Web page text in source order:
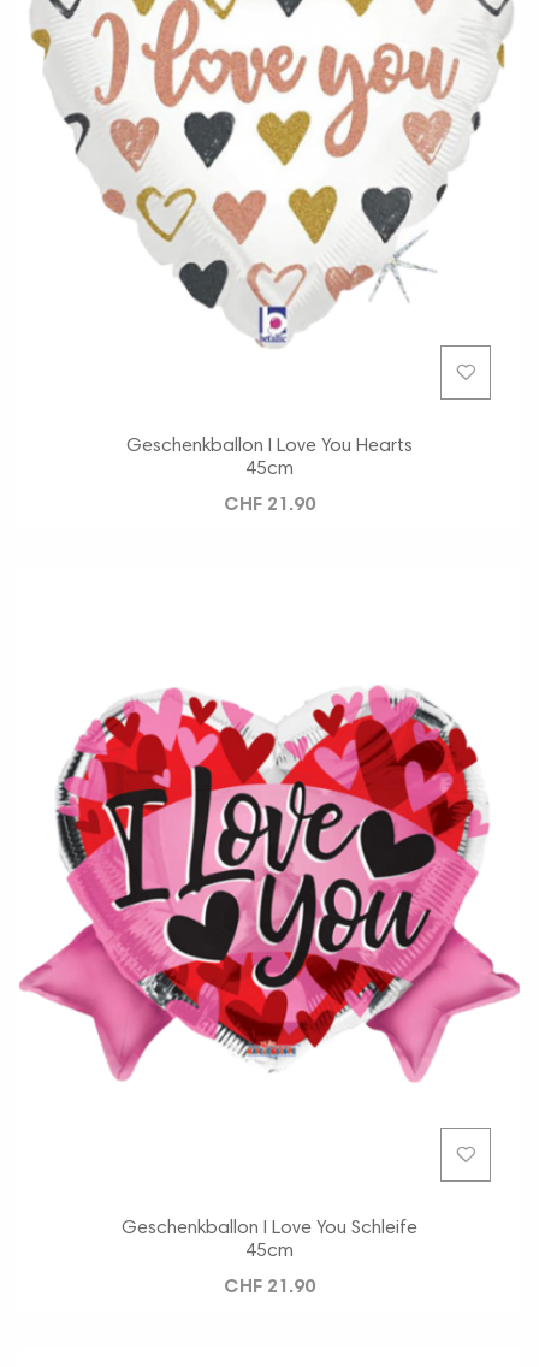
Geschenkballon I Love You Hearts
45cm
CHF 21.90
Geschenkballon I Love You Schleife
45cm
CHF 21.90